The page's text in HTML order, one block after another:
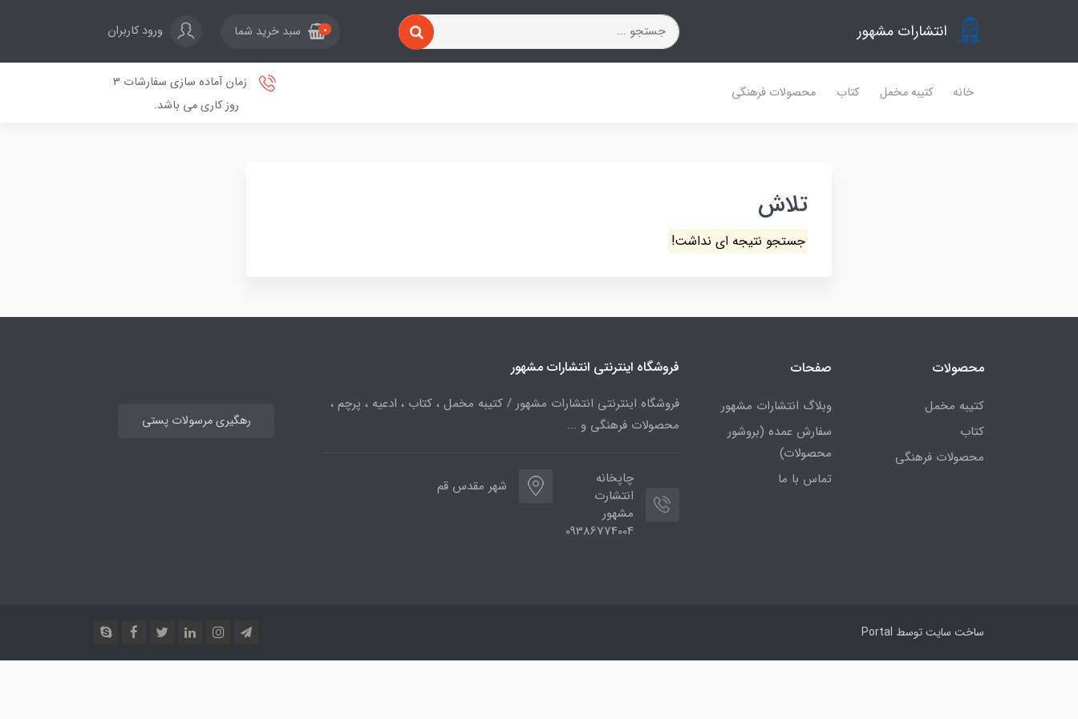
انتشارات مشهور 0 سبد خرید شما ورود کاربران
خانه کتیبه مخمل کتاب محصولات فرهنگی
زمان آماده سازی سفارشات 3
روز کاری می باشد.
تلاش
جستجو نتیجه ای نداشت!
محصولات
کتیبه مخمل
کتاب
محصولات فرهنگی
صفحات
وبلاگ انتشارات مشهور
سفارش عمده (بروشور
محصولات)
تماس با ما
فروشگاه اینترنتی انتشارات مشهور
فروشگاه اینترنتی انتشارات مشهور / کتیبه مخمل ، کتاب ، ادعیه ، پرچم ،
محصولات فرهنگی و ...
چاپخانه
انتشارت
مشهور
09386774004
شهر مقدس قم
رهگیری مرسولات پستی
ساخت سایت توسط Portal